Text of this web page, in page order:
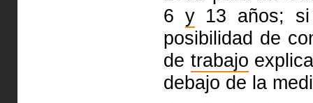
6 y13 años;
posibilidad de
de trabajo
debajo de la